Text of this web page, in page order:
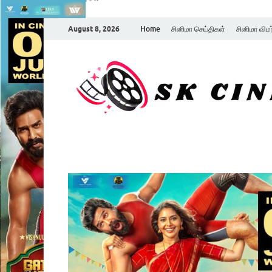
August 8, 2026 Home சினிமா செய்திகள் சினிமா